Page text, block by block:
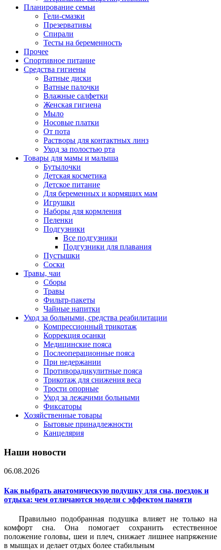
Планирование семьи
Гели-смазки
Презервативы
Спирали
Тесты на беременность
Прочее
Спортивное питание
Средства гигиены
Ватные диски
Ватные палочки
Влажные салфетки
Женская гигиена
Мыло
Носовые платки
От пота
Растворы для контактных линз
Уход за полостью рта
Товары для мамы и малыша
Бутылочки
Детская косметика
Детское питание
Для беременных и кормящих мам
Игрушки
Наборы для кормления
Пеленки
Подгузники
Все подгузники
Подгузники для плавания
Пустышки
Соски
Травы, чаи
Сборы
Травы
Фильтр-пакеты
Чайные напитки
Уход за больными, средства реабилитации
Компрессионный трикотаж
Коррекция осанки
Медицинские пояса
Послеоперационные пояса
При недержании
Противорадикулитные пояса
Трикотаж для снижения веса
Трости опорные
Уход за лежачими больными
Фиксаторы
Хозяйственные товары
Бытовые принадлежности
Канцелярия
Наши новости
06.08.2026
Как выбрать анатомическую подушку для сна, поездок и
отдыха: чем отличаются модели с эффектом памяти
Правильно подобранная подушка влияет не только на
комфорт сна. Она помогает сохранить естественное
положение головы, шеи и плеч, снижает лишнее напряжение
в мышцах и делает отдых более стабильным